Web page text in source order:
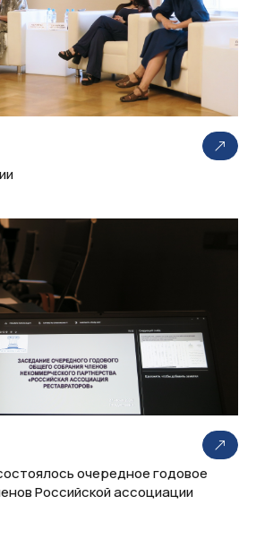
очередное годовое
Российской ассоциации